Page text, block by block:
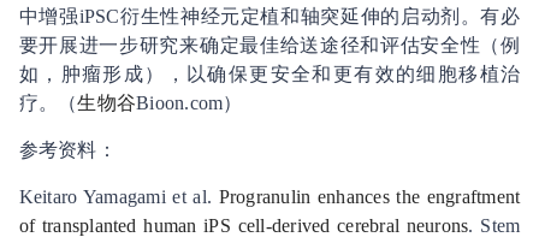
中增强iPSC衍生性神经元定植和轴突延伸的启动剂。有必
要开展进一步研究来确定最佳给送途径和评估安全性（例
如，肿瘤形成），以确保更安全和更有效的细胞移植治
疗。（生物谷Bioon.com）
参考资料：
Keitaro Yamagami et al. Progranulin enhances the engraftment
of transplanted human iPS cell-derived cerebral neurons. Stem